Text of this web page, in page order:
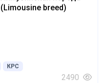
(Limousine breed)
КРС
2490